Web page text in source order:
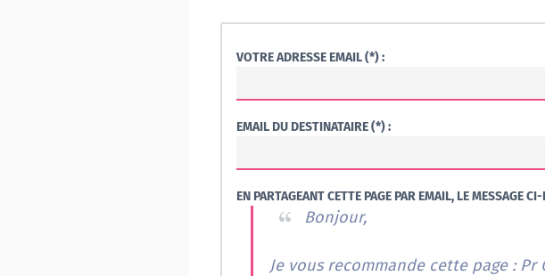
VOTRE ADRESSE EMAIL (*) :
EMAIL DU DESTINATAIRE (*) :
EN PARTAGEANT CETTE PAGE PAR EMAIL, LE MESSAGE
Bonjour,